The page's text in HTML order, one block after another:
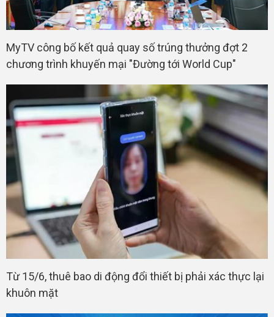
MyTV công bố kết quả quay số trúng thưởng đợt 2
chương trình khuyến mại "Đường tới World Cup"
Từ 15/6, thuê bao di động đổi thiết bị phải xác thực lại
khuôn mặt